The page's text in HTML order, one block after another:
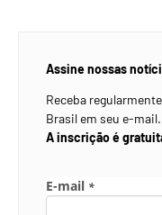
Assine nossas
Receba
Brasil em seu e-mail.
A inscrição é